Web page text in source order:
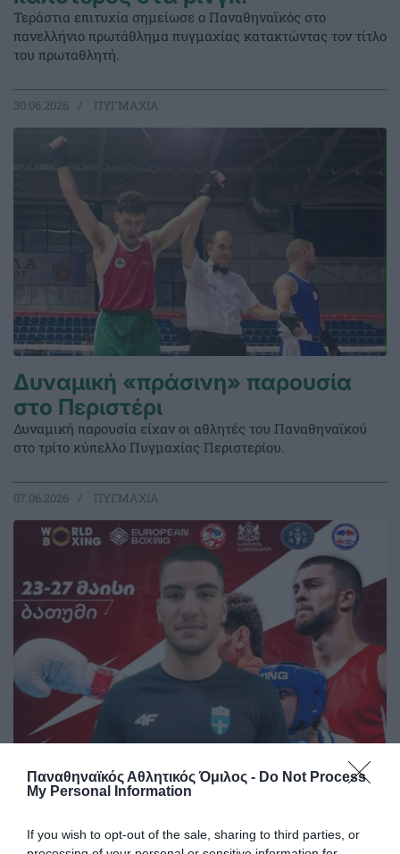
Παναθηναϊκός Αθλητικός Όμιλος - Do Not Process
My Personal Information
If you wish to opt-out of the sale, sharing to third parties, or
Τεράστια επιτυχία σημείωσε ο Παναθηναϊκός στο
πανελλήνιο πρωτάθλημα πυγμαχίας κατακτώντας τον τίτλο
του πρωταθλητή.
30.06.2026 ΠΥΓΜΑΧΙΑ
Δυναμική «πράσινη» παρουσία
στο Περιστέρι
Δυναμική παρουσία είχαν οι αθλητές του Παναθηναϊκού
στο τρίτο κύπελλο Πυγμαχίας Περιστερίου.
07.06.2026 ΠΥΓΜΑΧΙΑ
Συγκλονιστική μάχη για τον
Κωστούρο
ολοκλήρωσε την πορεία του στο Διεθνές τουρνουά «I.